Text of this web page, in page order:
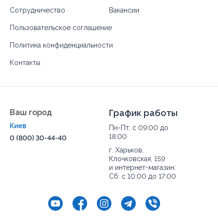
Сотрудничество Вакансии
Пользовательское соглашение
Политика конфиденциальности
Контакты
Ваш город
Киев
0 (800) 30-44-40
График работы
Пн-Пт: с 09:00 до
18:00
г. Харьков,
Клочковская, 159
и интернет-магазин:
Сб: с 10:00 до 17:00